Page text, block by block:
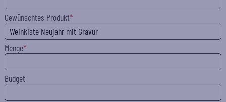
Gewünschtes Produkt
Menge
Budget